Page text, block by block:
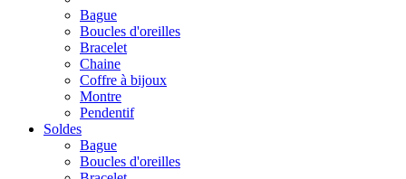
Bague
Boucles d'oreilles
Bracelet
Chaine
Coffre à bijoux
Montre
Pendentif
Soldes
Bague
Boucles d'oreilles